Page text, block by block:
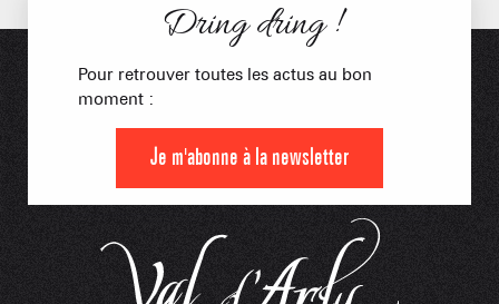
Dring dring !
Pour retrouver toutes les actus au bon
moment :
Je m'abonne à la newsletter